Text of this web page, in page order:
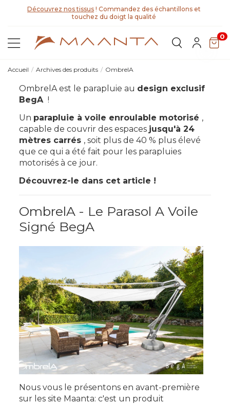
Découvrez nos tissus ! Commandez des échantillons et
touchez du doigt la qualité
0
Accueil Archives des produits OmbrelA
OmbrelA est le parapluie au design exclusif
BegA !
Un parapluie à voile enroulable motorisé ,
capable de couvrir des espaces jusqu'à 24
mètres carrés , soit plus de 40 % plus élevé
que ce qui a été fait pour les parapluies
motorisés à ce jour.
Découvrez-le dans cet article !
OmbrelA - Le Parasol A Voile
Signé BegA
Nous vous le présentons en avant-première
sur les site Maanta: c'est un produit